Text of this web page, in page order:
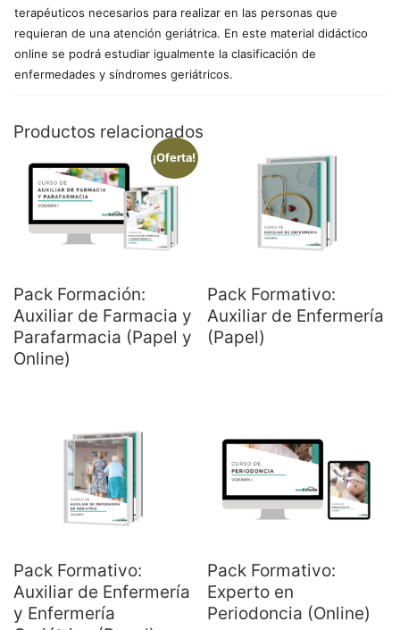
terapéuticos necesarios para realizar en las personas que
requieran de una atención geriátrica. En este material didáctico
online se podrá estudiar igualmente la clasificación de
enfermedades y síndromes geriátricos.
Productos relacionados
¡Oferta!
Pack Formación:
Auxiliar de Farmacia y
Parafarmacia (Papel y
Online)
Pack Formativo:
Auxiliar de Enfermería
(Papel)
Pack Formativo:
Auxiliar de Enfermería
y Enfermería
Pack Formativo:
Experto en
Periodoncia (Online)